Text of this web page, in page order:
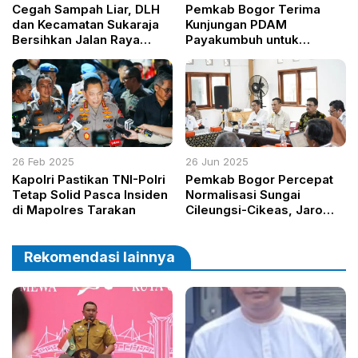
Cegah Sampah Liar, DLH
dan Kecamatan Sukaraja
Bersihkan Jalan Raya
Pemkab Bogor Terima
Kunjungan PDAM
Payakumbuh untuk
Bersih
26 Feb 2025
Kapolri Pastikan TNI-Polri
Tetap Solid Pasca Insiden
di Mapolres Tarakan
26 Jun 2025
Pemkab Bogor Percepat
Normalisasi Sungai
Cileungsi-Cikeas, Jaro
Rekomendasi lainnya